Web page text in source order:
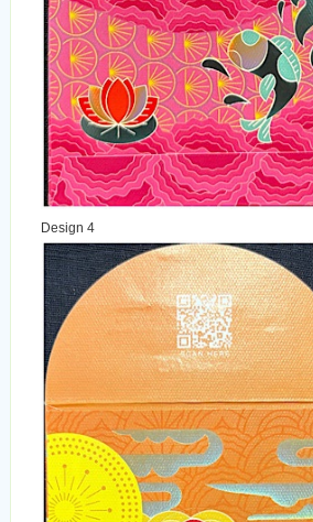
Design 4